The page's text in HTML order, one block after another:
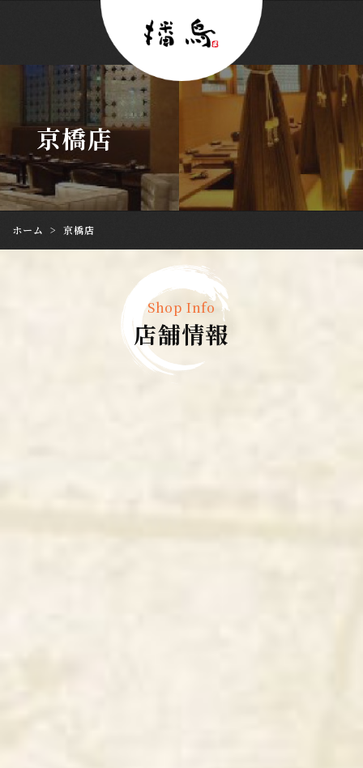
京橋店
ホーム > 京橋店
Shop Info
店舗情報